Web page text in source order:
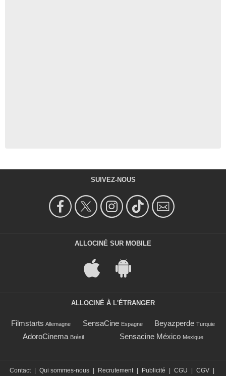
SUIVEZ-NOUS
ALLOCINÉ SUR MOBILE
ALLOCINÉ À L'ÉTRANGER
Filmstarts Allemagne SensaCine Espagne Beyazperde Turquie
AdoroCinema Brésil Sensacine México Mexique
Contact | Qui sommes-nous | Recrutement | Publicité | CGU | CGV |